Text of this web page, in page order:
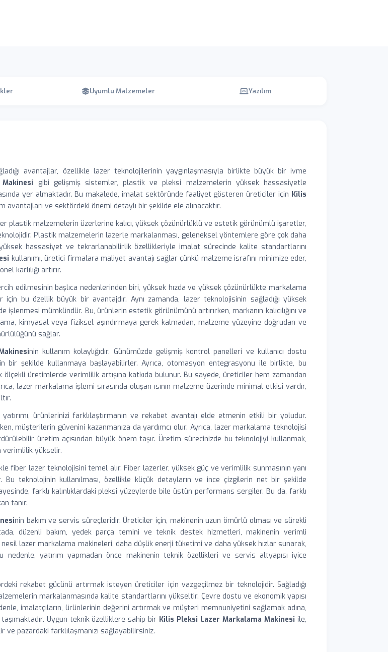
Uyumlu Malzemeler Yazılım
avantajlar, özellikle lazer teknolojilerinin yaygınlaşmasıyla birlikte büyük bir ivme
gibi gelişmiş sistemler, plastik ve pleksi malzemelerin yüksek hassasiyetle
yer almaktadır. Bu makalede, imalat sektöründe faaliyet gösteren üreticiler için Kilis
avantajları ve sektördeki önemi detaylı bir şekilde ele alınacaktır.
plastik malzemelerin üzerlerine kalıcı, yüksek çözünürlüklü ve estetik görünümlü işaretler,
Plastik malzemelerin lazerle markalanması, geleneksel yöntemlere göre çok daha
hassasiyet ve tekrarlanabilirlik özellikleriyle imalat sürecinde kalite standartlarını
kullanımı, üretici firmalara maliyet avantajı sağlar çünkü malzeme israfını minimize eder,
karlılığı artırır.
edilmesinin başlıca nedenlerinden biri, yüksek hızda ve yüksek çözünürlükte markalama
bu özellik büyük bir avantajdır. Aynı zamanda, lazer teknolojisinin sağladığı yüksek
mümkündür. Bu, ürünlerin estetik görünümünü artırırken, markanın kalıcılığını ve
kimyasal veya fiziksel aşındırmaya gerek kalmadan, malzeme yüzeyine doğrudan ve
sağlar.
nin kullanım kolaylığıdır. Günümüzde gelişmiş kontrol panelleri ve kullanıcı dostu
bir şekilde kullanmaya başlayabilirler. Ayrıca, otomasyon entegrasyonu ile birlikte, bu
üretimlerde verimlilik artışına katkıda bulunur. Bu sayede, üreticiler hem zamandan
lazer markalama işlemi sırasında oluşan ısının malzeme üzerinde minimal etkisi vardır,
yatırımı, ürünlerinizi farklılaştırmanın ve rekabet avantajı elde etmenin etkili bir yoludur.
müşterilerin güvenini kazanmanıza da yardımcı olur. Ayrıca, lazer markalama teknolojisi
üretim açısından büyük önem taşır. Üretim sürecinizde bu teknolojiyi kullanmak,
verimlilik yükselir.
fiber lazer teknolojisini temel alır. Fiber lazerler, yüksek güç ve verimlilik sunmasının yanı
teknolojinin kullanılması, özellikle küçük detayların ve ince çizgilerin net bir şekilde
farklı kalınlıklardaki pleksi yüzeylerde bile üstün performans sergiler. Bu da, farklı
tanır.
nin bakım ve servis süreçleridir. Üreticiler için, makinenin uzun ömürlü olması ve sürekli
düzenli bakım, yedek parça temini ve teknik destek hizmetleri, makinenin verimli
nesil lazer markalama makineleri, daha düşük enerji tüketimi ve daha yüksek hızlar sunarak,
yatırım yapmadan önce makinenin teknik özellikleri ve servis altyapısı iyice
rekabet gücünü artırmak isteyen üreticiler için vazgeçilmez bir teknolojidir. Sağladığı
markalanmasında kalite standartlarını yükseltir. Çevre dostu ve ekonomik yapısı
imalatçıların, ürünlerinin değerini artırmak ve müşteri memnuniyetini sağlamak adına,
Uygun teknik özelliklere sahip bir Kilis Pleksi Lazer Markalama Makinesi ile,
pazardaki farklılaşmanızı sağlayabilirsiniz.